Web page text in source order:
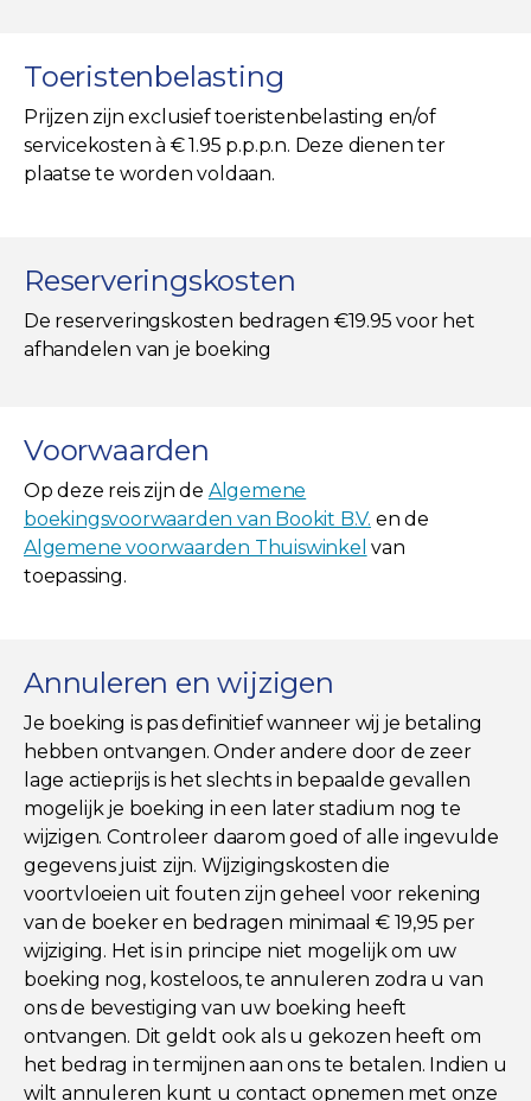
Toeristenbelasting
Prijzen zijn exclusief toeristenbelasting en/of
servicekosten à € 1.95 p.p.p.n. Deze dienen ter
plaatse te worden voldaan.
Reserveringskosten
De reserveringskosten bedragen €19.95 voor het
afhandelen van je boeking
Voorwaarden
Op deze reis zijn de Algemene
boekingsvoorwaarden van Bookit B.V. en de
Algemene voorwaarden Thuiswinkel van
toepassing.
Annuleren en wijzigen
Je boeking is pas definitief wanneer wij je betaling
hebben ontvangen. Onder andere door de zeer
lage actieprijs is het slechts in bepaalde gevallen
mogelijk je boeking in een later stadium nog te
wijzigen. Controleer daarom goed of alle ingevulde
gegevens juist zijn. Wijzigingskosten die
voortvloeien uit fouten zijn geheel voor rekening
van de boeker en bedragen minimaal € 19,95 per
wijziging. Het is in principe niet mogelijk om uw
boeking nog, kosteloos, te annuleren zodra u van
ons de bevestiging van uw boeking heeft
ontvangen. Dit geldt ook als u gekozen heeft om
het bedrag in termijnen aan ons te betalen. Indien u
wilt annuleren kunt u contact opnemen met onze